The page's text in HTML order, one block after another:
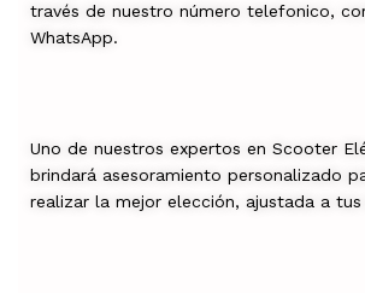
través de nuestro número telefonico,
WhatsApp.
Uno de nuestros expertos en Scooter
brindará asesoramiento personalizado
realizar la mejor elección, ajustada a tus